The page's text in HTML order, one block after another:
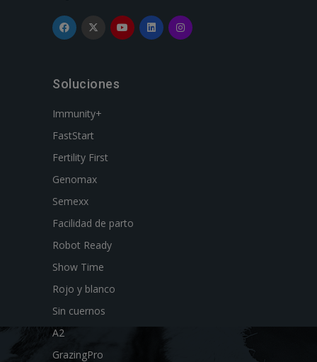
Soluciones
Immunity+
FastStart
Fertility First
Genomax
Semexx
Facilidad de parto
Robot Ready
Show Time
Rojo y blanco
Sin cuernos
A2
GrazingPro